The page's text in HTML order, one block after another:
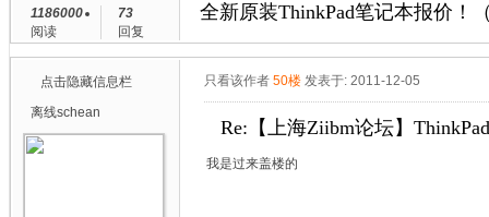
thinkpad论坛
1186000
阅读
73
回复
全新原装ThinkPad笔记本报价！
点击隐藏信息栏
离线schean
只看该作者 50楼 发表于: 2011-12-05
Re:【上海Ziibm论坛】
我是过来盖楼的